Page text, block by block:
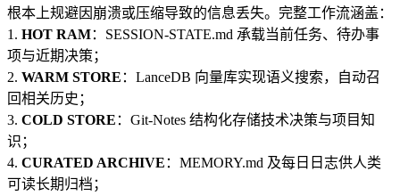
根本上规避因崩溃或压缩导致的信息丢失。完整工作流涵盖：
1. HOT RAM：SESSION-STATE.md 承载当前任务、待办事
项与近期决策；
2. WARM STORE ：LanceDB 向量库实现语义搜索，自动召
回相关历史；
3. COLD STORE ：Git-Notes 结构化存储技术决策与项目知
识；
4. CURATED ARCHIVE ：MEMORY.md 及每日日志供人类
可读长期归档；